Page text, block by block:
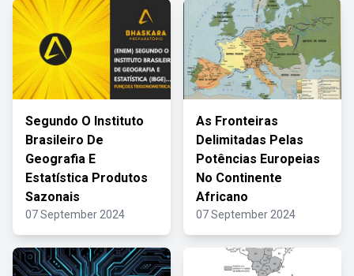
Segundo O Instituto
Brasileiro De
Geografia E
Estatística Produtos
Sazonais
07 September 2024
As Fronteiras
Delimitadas Pelas
Potências Europeias
No Continente
Africano
07 September 2024